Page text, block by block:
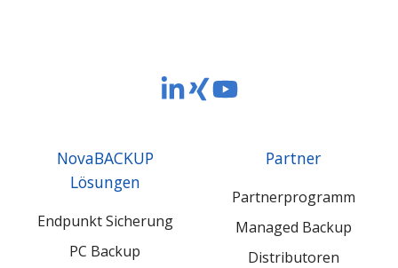
NovaBACKUP
NovaBACKUP
NovaBACKUP
YouTube
NovaBACKUP
Lösungen
Endpunkt Sicherung
PC Backup
Partner
Partnerprogramm
Managed Backup
Distributoren